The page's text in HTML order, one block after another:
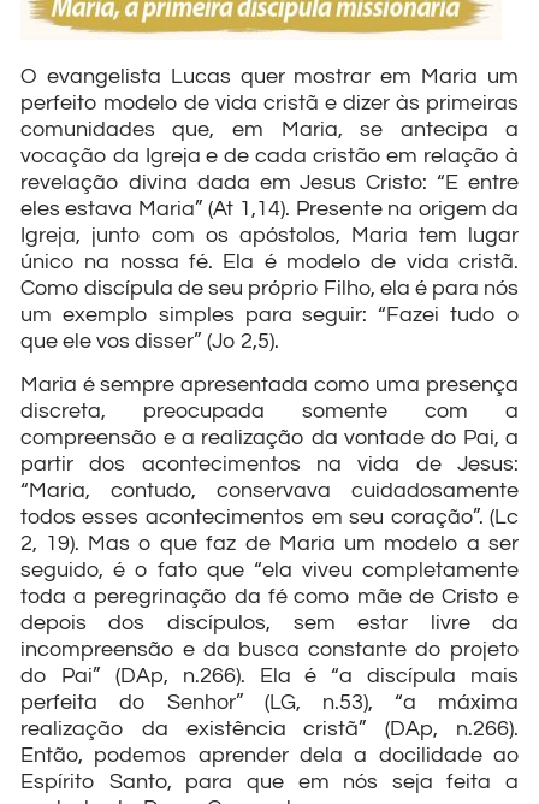
O evangelista Lucas quer mostrar em Maria um
perfeito modelo de vida cristã e dizer às primeiras
comunidades que, em Maria, se antecipa a
vocação da Igreja e de cada cristão em relação à
revelação divina dada em Jesus Cristo: “E entre
eles estava Maria” (At 1,14). Presente na origem da
Igreja, junto com os apóstolos, Maria tem lugar
único na nossa fé. Ela é modelo de vida cristã.
Como discípula de seu próprio Filho, ela é para nós
um exemplo simples para seguir: “Fazei tudo o
que ele vos disser” (Jo 2,5).
Maria é sempre apresentada como uma presença
discreta, preocupada somente com a
compreensão e a realização da vontade do Pai, a
partir dos acontecimentos na vida de Jesus:
“Maria, contudo, conservava cuidadosamente
todos esses acontecimentos em seu coração”. (Lc
2, 19). Mas o que faz de Maria um modelo a ser
seguido, é o fato que “ela viveu completamente
toda a peregrinação da fé como mãe de Cristo e
depois dos discípulos, sem estar livre da
incompreensão e da busca constante do projeto
do Pai” (DAp, n.266). Ela é “a discípula mais
perfeita do Senhor” (LG, n.53), “a máxima
realização da existência cristã” (DAp, n.266).
Então, podemos aprender dela a docilidade ao
Espírito Santo, para que em nós seja feita a